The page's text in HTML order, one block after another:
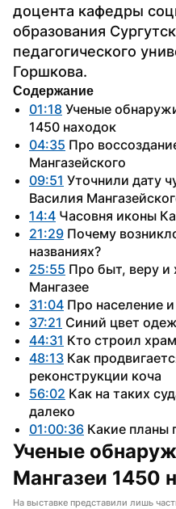
доцента кафедры
образования
педагогического
Горшкова.
Содержание
01:18 Ученые
1450 находок
04:35 Про
Мангазейского
09:51 Уточнили дату
Василия
14:4 Часовня иконы
21:29 Почему
названиях?
25:55 Про быт, веру
Мангазее
31:04 Про население
37:21 Синий цвет
44:31 Кто строил
48:13 Как
реконструкции коча
56:02 Как на таких
далеко
01:00:36 Какие планы
Ученые
Мангазеи 1450
На выставке представили лишь